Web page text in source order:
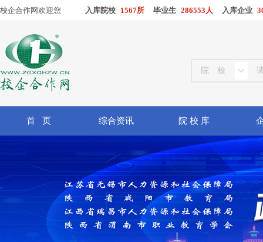
校企合作网欢迎您 入库院校 1567所 毕业生 286553人 入库企业
首 页 综合资讯 院 校 库